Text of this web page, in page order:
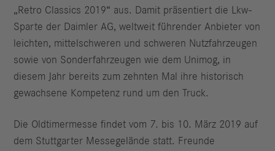
„Retro Classics 2019“ aus. Damit präsentiert die Lkw-
Sparte der Daimler AG, weltweit führender Anbieter von
leichten, mittelschweren und schweren Nutzfahrzeugen
sowie von Sonderfahrzeugen wie dem Unimog, in
diesem Jahr bereits zum zehnten Mal ihre historisch
gewachsene Kompetenz rund um den Truck.
Die Oldtimermesse findet vom 7. bis 10. März 2019 auf
dem Stuttgarter Messegelände statt. Freunde